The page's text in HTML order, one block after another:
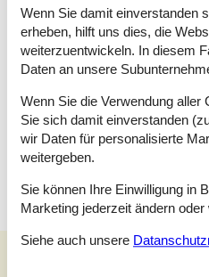
mit verschiedenen Apps und
Fußbodenheizung ausgestattet,
Tagen für zusätzlichen Komfort
Dieses Apartment ist ideal für
genießen möchten. Mit seiner
Ausstattung und der
Ferienunterkunft im Lodbergsvej
nächsten Urlaub.
Wenn Sie damit einverstanden
erheben, hilft uns dies, die
weiterzuentwickeln. In diesem
Daten an unsere
Wenn Sie die Verwendung
Sie sich damit einverstanden
wir Daten für personalisierte
weitergeben.
Sie können Ihre Einwilligung in
Marketing jederzeit ändern oder
Siehe auch unsere